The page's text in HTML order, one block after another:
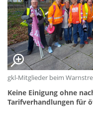
gkl-Mitglieder beim
Keine Einigung ohne
Tarifverhandlungen für